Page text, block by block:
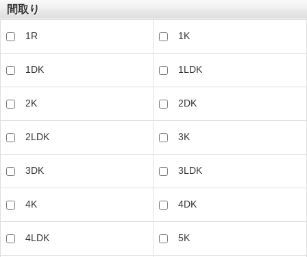
間取り
1R 1K
1DK 1LDK
2K 2DK
2LDK 3K
3DK 3LDK
4K 4DK
4LDK 5K